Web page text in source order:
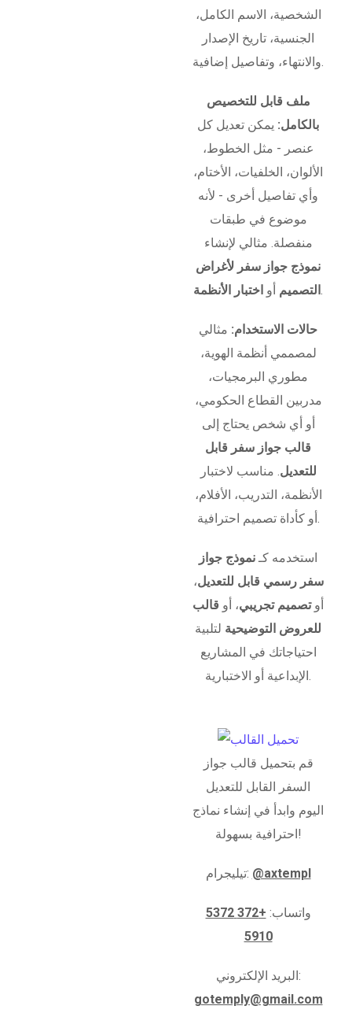
الشخصية، الاسم الكامل،
الجنسية، تاريخ الإصدار
والانتهاء، وتفاصيل إضافية.
ملف قابل للتخصيص
بالكامل: يمكن تعديل كل
عنصر - مثل الخطوط،
الألوان، الخلفيات، الأختام،
وأي تفاصيل أخرى - لأنه
موضوع في طبقات
منفصلة. مثالي لإنشاء
نموذج جواز سفر لأغراض
التصميم أو اختبار الأنظمة .
حالات الاستخدام: مثالي
لمصممي أنظمة الهوية،
مطوري البرمجيات،
مدربين القطاع الحكومي،
أو أي شخص يحتاج إلى
قالب جواز سفر قابل
للتعديل. مناسب لاختبار
الأنظمة، التدريب، الأفلام،
أو كأداة تصميم احترافية.
استخدمه كـنموذج جواز
سفر رسمي قابل للتعديل،
أوتصميم تجريبي، أو قالب
للعروض التوضيحية لتلبية
احتياجاتك في المشاريع
الإبداعية أو الاختبارية.
قم بتحميل قالب جواز
السفر القابل للتعديل
اليوم وابدأ في إنشاء نماذج
احترافية بسهولة!
تيليجرام: @axtempl
واتساب:
+372 5372
5910
البريد الإلكتروني:
gotemply@gmail.com